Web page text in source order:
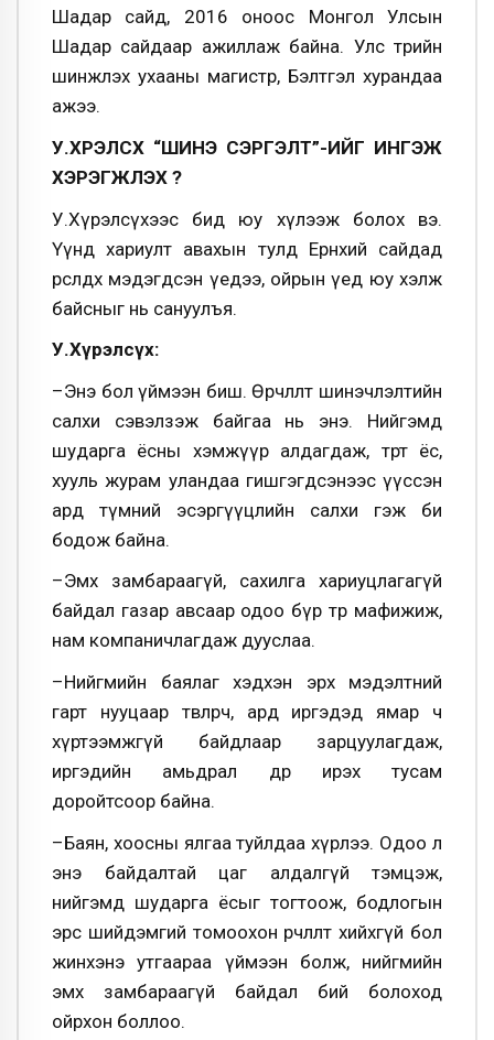
Шадар сайд, 2016 оноос Монгол Улсын
Шадар сайдаар ажиллаж байна. Улс төрийн
шинжлэх ухааны магистр, Бэлтгэл хурандаа
ажээ.
У.ХҮРЭЛСҮХ “ШИНЭ СЭРГЭЛТ”-ИЙГ ИНГЭЖ
ХЭРЭГЖҮҮЛЭХ ҮҮ?
У.Хүрэлсүхээс бид юу хүлээж болох вэ.
Үүнд хариулт авахын тулд Ерөнхий сайдад
өрсөлдөхөө мэдэгдсэн үедээ, ойрын үед юу хэлж
байсныг нь сануулъя.
У.Хүрэлсүх:
–Энэ бол үймээн биш. Өөрчлөлт шинэчлэлтийн
салхи сэвэлзэж байгаа нь энэ. Нийгэмд
шударга ёсны хэмжүүр алдагдаж, төрт ёс,
хууль журам уландаа гишгэгдсэнээс үүссэн
ард түмний эсэргүүцлийн салхи гэж би
бодож байна.
–Эмх замбараагүй, сахилга хариуцлагагүй
байдал газар авсаар одоо бүр төр мафижиж,
нам компаничлагдаж дууслаа.
–Нийгмийн баялаг хэдхэн эрх мэдэлтний
гарт нууцаар төвлөрч, ард иргэдэд ямар ч
хүртээмжгүй байдлаар зарцуулагдаж,
иргэдийн амьдрал өдөр ирэх тусам
доройтсоор байна.
–Баян, хоосны ялгаа туйлдаа хүрлээ. Одоо л
энэ байдалтай цаг алдалгүй тэмцэж,
нийгэмд шударга ёсыг тогтоож, бодлогын
эрс шийдэмгий томоохон өөрчлөлт хийхгүй бол
жинхэнэ утгаараа үймээн болж, нийгмийн
эмх замбараагүй байдал бий болоход
ойрхон боллоо.